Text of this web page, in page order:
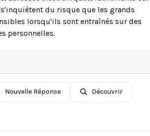
du risque que les grands
lorsqu'ils sont entraînés sur des
personnelles.
Nouvelle Réponse Découvrir